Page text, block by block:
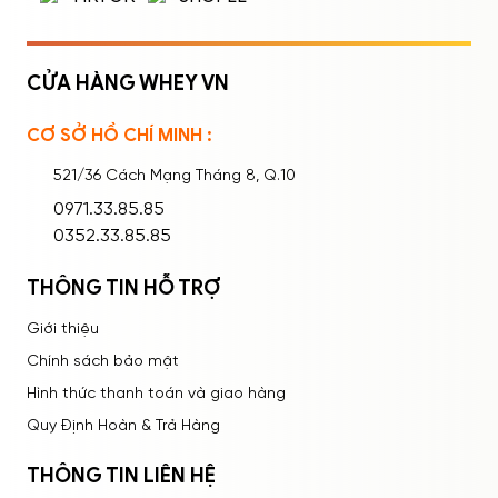
Ghi nhớ mật khẩu
CỬA HÀNG WHEY VN
CƠ SỞ HỒ CHÍ MINH :
521/36 Cách Mạng Tháng 8, Q.10
0971.33.85.85
0352.33.85.85
THÔNG TIN HỖ TRỢ
Giới thiệu
Chính sách bảo mật
Hình thức thanh toán và giao hàng
Quy Định Hoàn & Trả Hàng
THÔNG TIN LIÊN HỆ